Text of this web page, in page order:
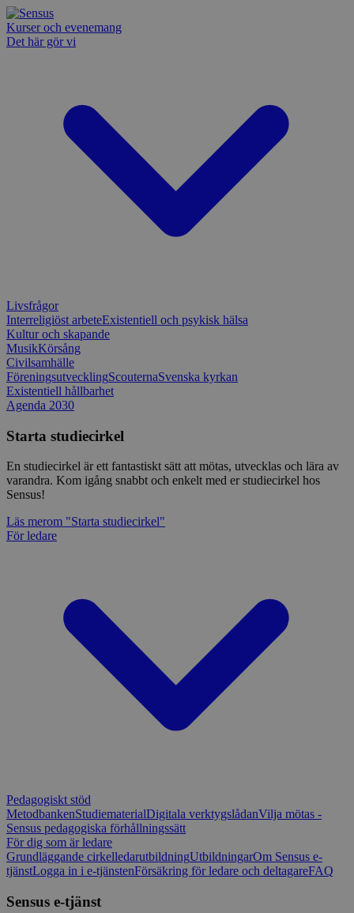
Kurser och evenemang
Det här gör vi
Livsfrågor
Interreligiöst arbeteExistentiell och psykisk hälsa
Kultur och skapande
MusikKörsång
Civilsamhälle
FöreningsutvecklingScouternaSvenska kyrkan
Existentiell hållbarhet
Agenda 2030
Starta studiecirkel
En studiecirkel är ett fantastiskt sätt att mötas, utvecklas och lära av
varandra. Kom igång snabbt och enkelt med er studiecirkel hos
Sensus!
Läs merom "Starta studiecirkel"
För ledare
Pedagogiskt stöd
MetodbankenStudiematerialDigitala verktygslådanVilja mötas -
Sensus pedagogiska förhållningssätt
För dig som är ledare
Grundläggande cirkelledarutbildningUtbildningarOm Sensus e-
tjänstLogga in i e-tjänstenFörsäkring för ledare och deltagareFAQ
Sensus e-tjänst